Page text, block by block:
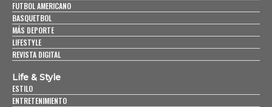
FUTBOL AMERICANO
BASQUETBOL
MÁS DEPORTE
LIFESTYLE
REVISTA DIGITAL
Life & Style
ESTILO
ENTRETENIMIENTO